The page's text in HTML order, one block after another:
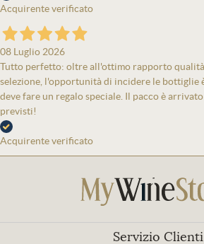
Acquirente verificato
08 Luglio 2026
Tutto perfetto: oltre all'ottimo rapporto
selezione, l'opportunità di incidere le bottiglie
deve fare un regalo speciale. Il pacco è
previsti!
Acquirente verificato
Servizio Clienti